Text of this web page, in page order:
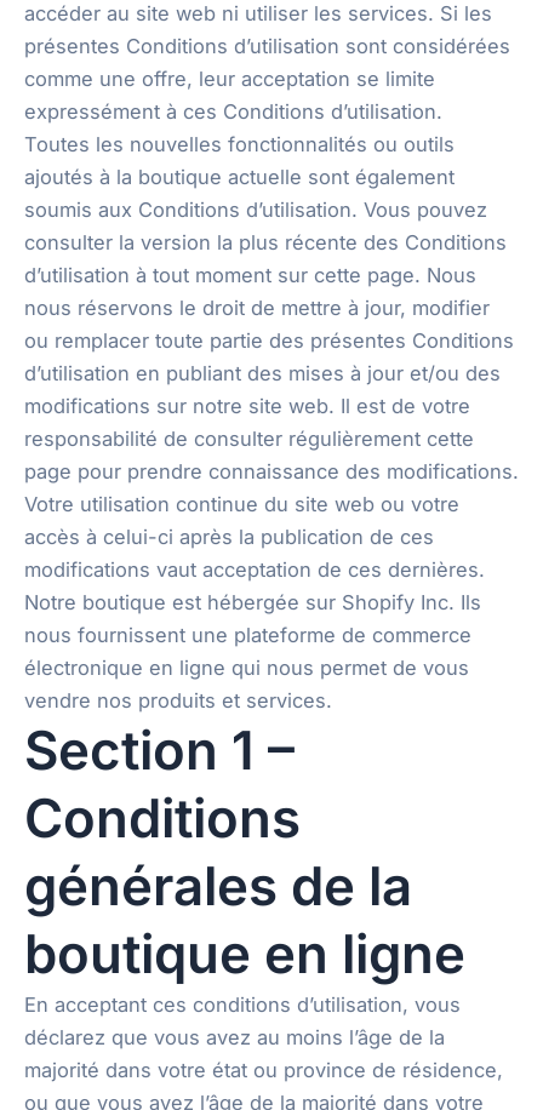
accéder au site web ni utiliser les services. Si les
présentes Conditions d’utilisation sont considérées
comme une offre, leur acceptation se limite
expressément à ces Conditions d’utilisation.
Toutes les nouvelles fonctionnalités ou outils
ajoutés à la boutique actuelle sont également
soumis aux Conditions d’utilisation. Vous pouvez
consulter la version la plus récente des Conditions
d’utilisation à tout moment sur cette page. Nous
nous réservons le droit de mettre à jour, modifier
ou remplacer toute partie des présentes Conditions
d’utilisation en publiant des mises à jour et/ou des
modifications sur notre site web. Il est de votre
responsabilité de consulter régulièrement cette
page pour prendre connaissance des modifications.
Votre utilisation continue du site web ou votre
accès à celui-ci après la publication de ces
modifications vaut acceptation de ces dernières.
Notre boutique est hébergée sur Shopify Inc. Ils
nous fournissent une plateforme de commerce
électronique en ligne qui nous permet de vous
vendre nos produits et services.
Section 1 –
Conditions
générales de la
boutique en ligne
En acceptant ces conditions d’utilisation, vous
déclarez que vous avez au moins l’âge de la
majorité dans votre état ou province de résidence,
ou que vous avez l’âge de la majorité dans votre